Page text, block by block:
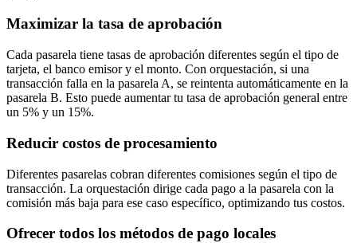
Maximizar la tasa de aprobación
Cada pasarela tiene tasas de aprobación diferentes según el tipo de
tarjeta, el banco emisor y el monto. Con orquestación, si una
transacción falla en la pasarela A, se reintenta automáticamente en la
pasarela B. Esto puede aumentar tu tasa de aprobación general entre
un 5% y un 15%.
Reducir costos de procesamiento
Diferentes pasarelas cobran diferentes comisiones según el tipo de
transacción. La orquestación dirige cada pago a la pasarela con la
comisión más baja para ese caso específico, optimizando tus costos.
Ofrecer todos los métodos de pago locales